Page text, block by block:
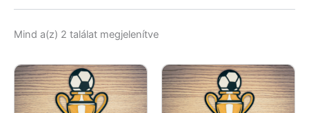
Mind a(z) 2 találat megjelenítveSorted